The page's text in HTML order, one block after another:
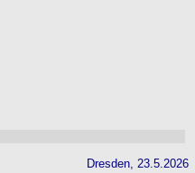
Dresden, 23.5.2026